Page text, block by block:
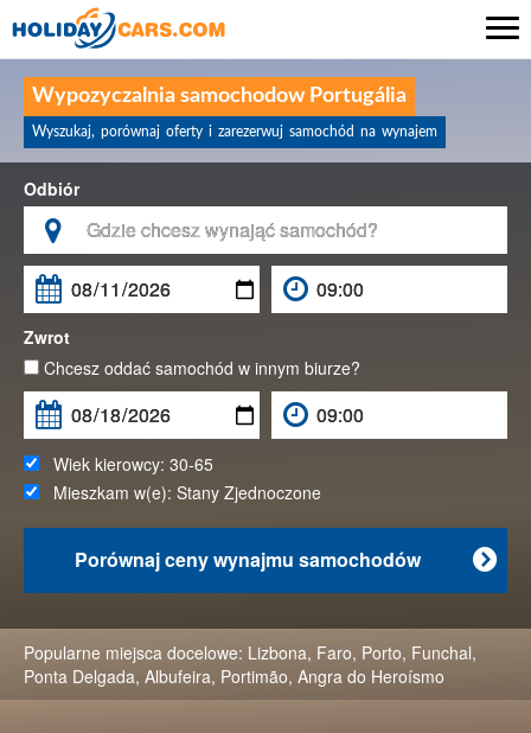
Wypozyczalnia samochodow Portugália
Wyszukaj, porównaj oferty i zarezerwuj samochód na wynajem
Odbiór


Zwrot
Chcesz oddać samochód w innym biurze?
Wiek kierowcy: 30-65
Mieszkam w(e): Stany Zjednoczone

Porównaj ceny wynajmu samochodów
Popularne miejsca docelowe: Lizbona, Faro, Porto, Funchal,
Ponta Delgada, Albufeira, Portimão, Angra do Heroísmo